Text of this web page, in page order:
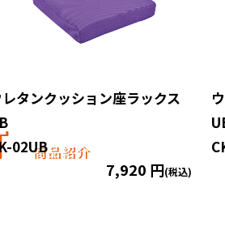
商品紹介
レタンクッション座ラックス
02UB
7,920 円(税込)